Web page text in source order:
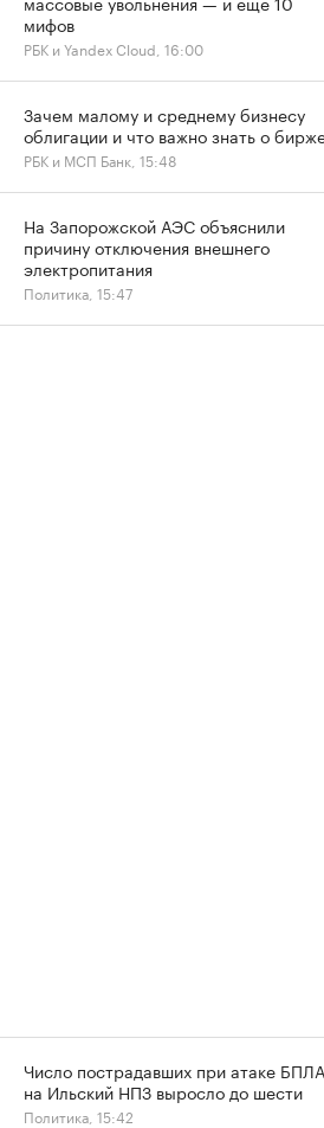
мифов
РБК и Yandex Cloud, 16:00
Зачем малому и среднему бизнесу
облигации и что важно знать о
РБК и МСП Банк, 15:48
На Запорожской АЭС объяснили
причину отключения внешнего
электропитания
Политика, 15:47
Число пострадавших при атаке БПЛА
на Ильский НПЗ выросло до шести
Политика, 15:42